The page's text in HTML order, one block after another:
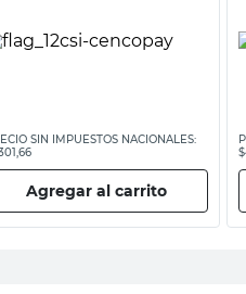
SIN IMPUESTOS NACIONALES:
Agregar al carrito